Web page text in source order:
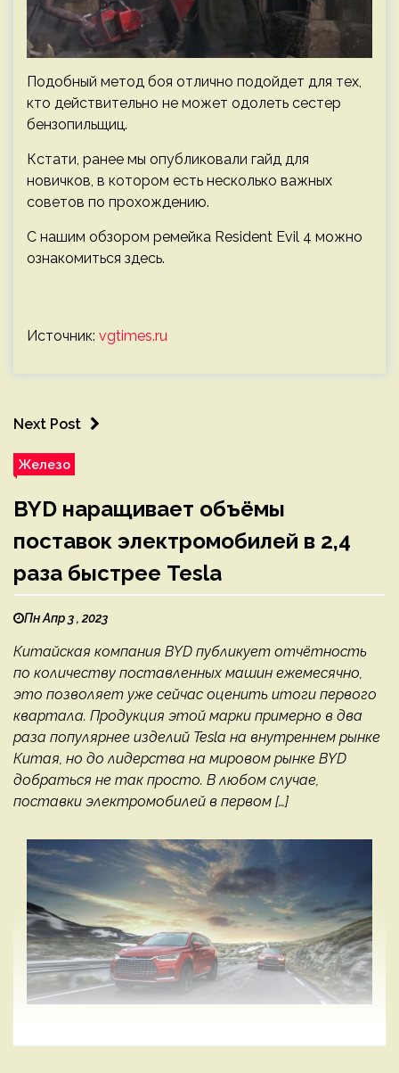
Подобный метод боя отлично подойдет для тех,
кто действительно не может одолеть сестер
бензопильщиц.
Кстати, ранее мы опубликовали гайд для
новичков, в котором есть несколько важных
советов по прохождению.
С нашим обзором ремейка Resident Evil 4 можно
ознакомиться здесь.
Источник: vgtimes.ru
Next Post
Железо
BYD наращивает объёмы
поставок электромобилей в 2,4
раза быстрее Tesla
Пн Апр 3 , 2023
Китайская компания BYD публикует отчётность
по количеству поставленных машин ежемесячно,
это позволяет уже сейчас оценить итоги первого
квартала. Продукция этой марки примерно в два
раза популярнее изделий Tesla на внутреннем рынке
Китая, но до лидерства на мировом рынке BYD
добраться не так просто. В любом случае,
поставки электромобилей в первом […]